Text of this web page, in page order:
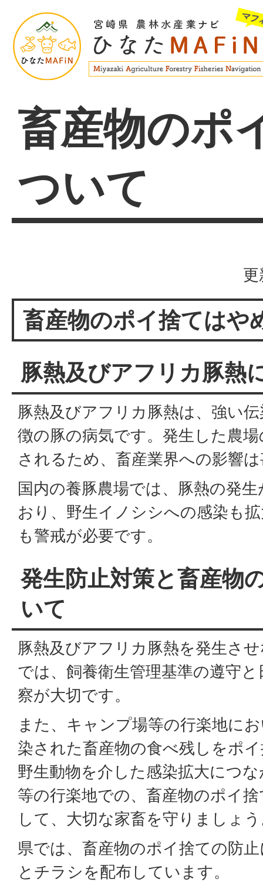
畜産物のポ
ついて
畜産物のポイ捨てはや
豚熱及びアフリカ豚熱
豚熱及びアフリカ豚熱は、強い
徴の豚の病気です。発生した農
されるため、畜産業界への影響
国内の養豚農場では、豚熱の発
おり、野生イノシシへの感染も
も警戒が必要です。
発生防止対策と畜産物
いて
豚熱及びアフリカ豚熱を発生さ
では、飼養衛生管理基準の遵守
察が大切です。
また、キャンプ場等の行楽地に
染された畜産物の食べ残しをポ
野生動物を介した感染拡大につ
等の行楽地での、畜産物のポイ
して、大切な家畜を守りましょ
県では、畜産物のポイ捨ての防
とチラシを配布しています。